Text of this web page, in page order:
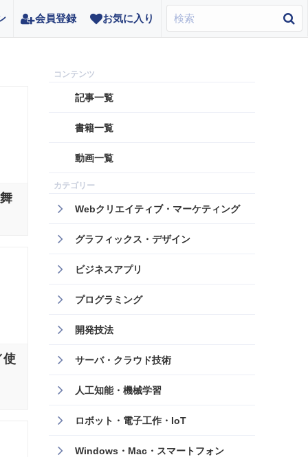
会員登録 お気に入り
使
記事一覧
書籍一覧
動画一覧
Webクリエイティブ・マーケティング
グラフィックス・デザイン
ビジネスアプリ
プログラミング
開発技法
サーバ・クラウド技術
人工知能・機械学習
ロボット・電子工作・IoT
Windows・Mac・スマートフォン